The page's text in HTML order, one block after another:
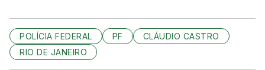
POLÍCIA FEDERAL PF
CLÁUDIO CASTRO
RIO DE JANEIRO